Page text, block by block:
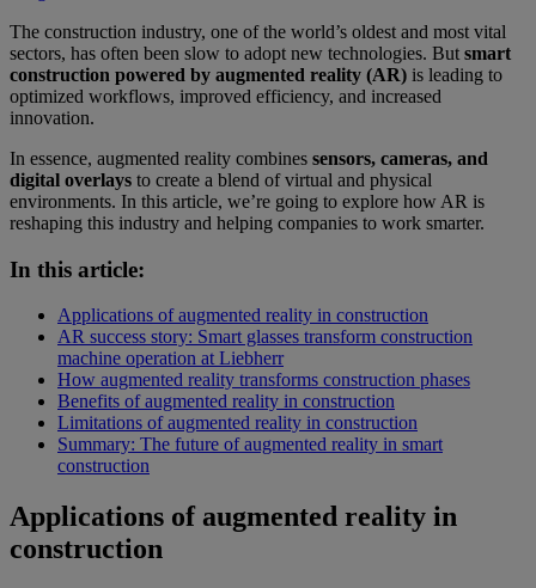
The construction industry, one of the world’s oldest and most vital
sectors, has often been slow to adopt new technologies. But smart
construction powered by augmented reality (AR) is leading to
optimized workflows, improved efficiency, and increased
innovation.
In essence, augmented reality combines sensors, cameras, and
digital overlays to create a blend of virtual and physical
environments. In this article, we’re going to explore how AR is
reshaping this industry and helping companies to work smarter.
In this article:
Applications of augmented reality in construction
AR success story: Smart glasses transform construction
machine operation at Liebherr
How augmented reality transforms construction phases
Benefits of augmented reality in construction
Limitations of augmented reality in construction
Summary: The future of augmented reality in smart
construction
Applications of augmented reality in
construction